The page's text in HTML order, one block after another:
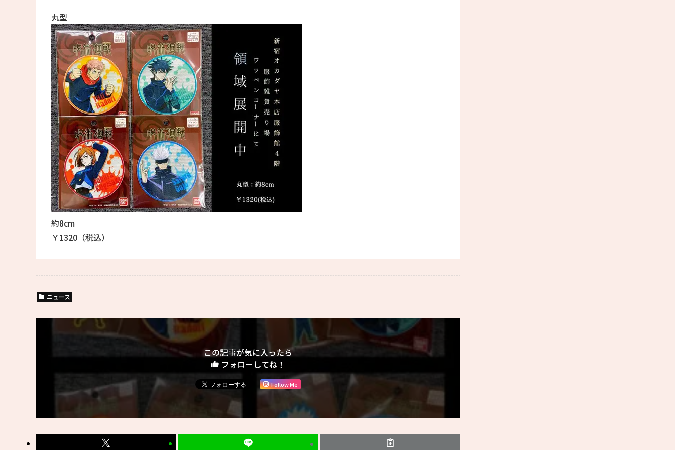
丸型
約8cm
￥1320（税込）
ニュース
この記事が気に入ったら
フォローしてね！
Follow Me